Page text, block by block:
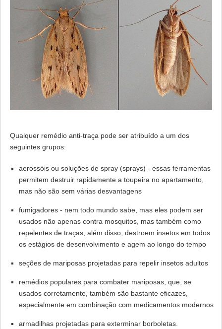
Qualquer remédio anti-traça pode ser atribuído a um dos
seguintes grupos:
aerossóis ou soluções de spray (sprays) - essas ferramentas
permitem destruir rapidamente a toupeira no apartamento,
mas não são sem várias desvantagens
fumigadores - nem todo mundo sabe, mas eles podem ser
usados ​​​​não apenas contra mosquitos, mas também como
repelentes de traças, além disso, destroem insetos em todos
os estágios de desenvolvimento e agem ao longo do tempo
seções de mariposas projetadas para repelir insetos adultos
remédios populares para combater mariposas, que, se
usados ​​​​corretamente, também são bastante eficazes,
especialmente em combinação com medicamentos modernos
armadilhas projetadas para exterminar borboletas.